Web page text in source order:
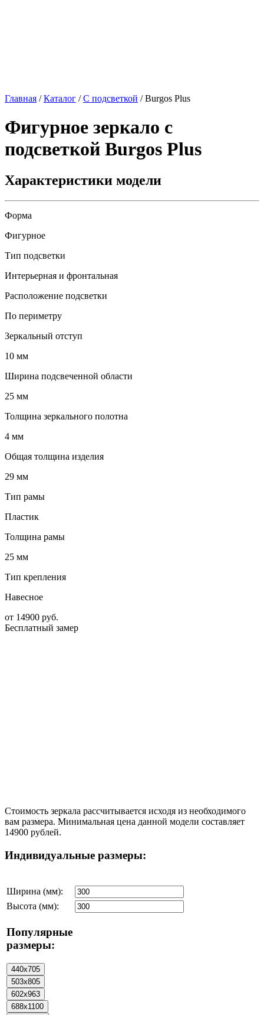
Главная /Каталог /С подсветкой /Burgos Plus
Фигурное зеркало с
подсветкой Burgos Plus
Характеристики модели
Форма
Фигурное
Тип подсветки
Интерьерная и фронтальная
Расположение подсветки
По периметру
Зеркальный отступ
10 мм
Ширина подсвеченной области
25 мм
Толщина зеркального полотна
4 мм
Общая толщина изделия
29 мм
Тип рамы
Пластик
Толщина рамы
25 мм
Тип крепления
Навесное
от 14900 руб.
Бесплатный замер
Стоимость зеркала рассчитывается исходя из необходимого
вам размера. Минимальная цена данной модели составляет
14900 рублей.
Индивидуальные размеры:
Ширина (мм):
Высота (мм):
Популярные
размеры: